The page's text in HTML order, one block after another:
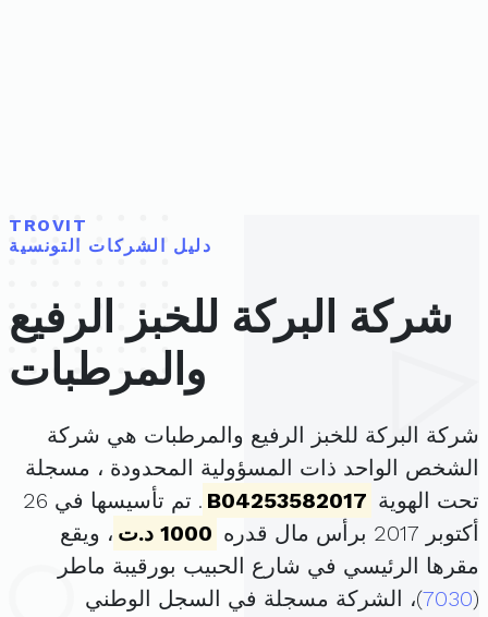
TROVIT
دليل الشركات التونسية
شركة البركة للخبز الرفيع
والمرطبات
شركة البركة للخبز الرفيع والمرطبات هي شركة
الشخص الواحد ذات المسؤولية المحدودة ، مسجلة
تحت الهوية B04253582017
. تم تأسيسها في 26
أكتوبر 2017 برأس مال قدره
1000 د.ت
، ويقع
مقرها الرئيسي في شارع الحبيب بورقيبة ماطر
(
7030)، الشركة مسجلة في السجل الوطني